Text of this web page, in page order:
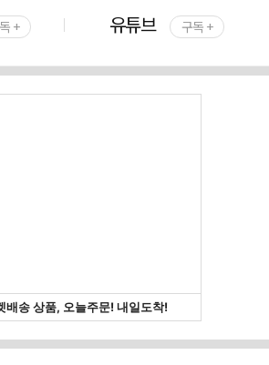
+ 유튜브 구독 +